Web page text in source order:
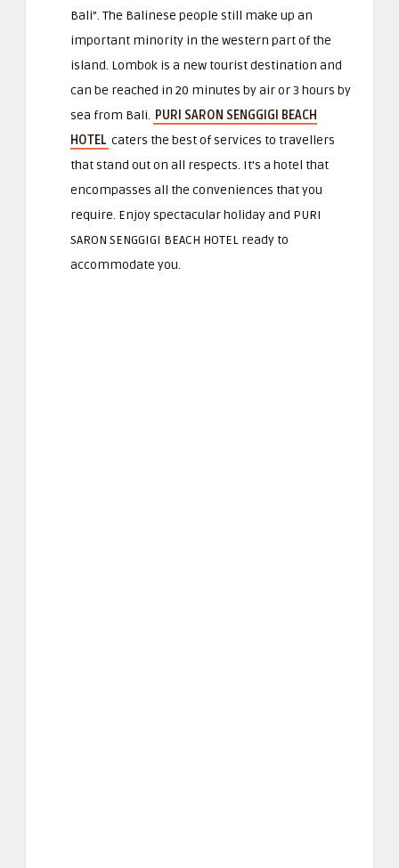
Bali”. The Balinese people still make up an
important minority in the western part of the
island. Lombok is a new tourist destination and
can be reached in 20 minutes by air or 3 hours by
sea from Bali. PURI SARON SENGGIGI BEACH
HOTEL caters the best of services to travellers
that stand out on all respects. It’s a hotel that
encompasses all the conveniences that you
require. Enjoy spectacular holiday and PURI
SARON SENGGIGI BEACH HOTEL ready to
accommodate you.